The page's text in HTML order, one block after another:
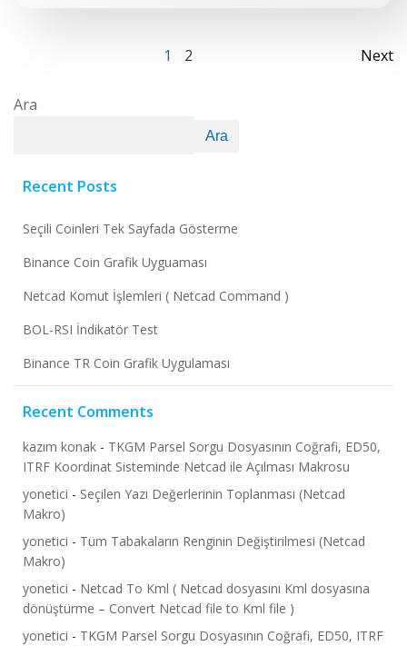
1 2 Next
Ara
Ara
Recent Posts
Seçili Coinleri Tek Sayfada Gösterme
Binance Coin Grafik Uyguaması
Netcad Komut İşlemleri ( Netcad Command )
BOL-RSI İndikatör Test
Binance TR Coin Grafik Uygulaması
Recent Comments
kazım konak - TKGM Parsel Sorgu Dosyasının Coğrafi, ED50,
ITRF Koordinat Sisteminde Netcad ile Açılması Makrosu
yonetici - Seçilen Yazı Değerlerinin Toplanması (Netcad
Makro)
yonetici - Tüm Tabakaların Renginin Değiştirilmesi (Netcad
Makro)
yonetici - Netcad To Kml ( Netcad dosyasını Kml dosyasına
dönüştürme – Convert Netcad file to Kml file )
yonetici - TKGM Parsel Sorgu Dosyasının Coğrafi, ED50, ITRF